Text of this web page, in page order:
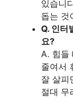
있습니
돕는 것
Q. 인터
요?
A. 힘들
줄여서
잘 살피
절대 무